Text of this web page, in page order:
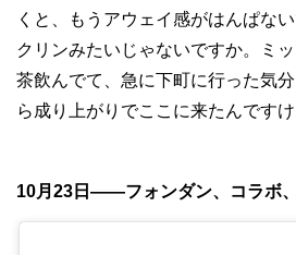
くと、もうアウェイ感がはんぱな
クリンみたいじゃないですか。ミ
茶飲んでて、急に下町に行った気
ら成り上がりでここに来たんですけ
10月23日——フォンダン、コラボ